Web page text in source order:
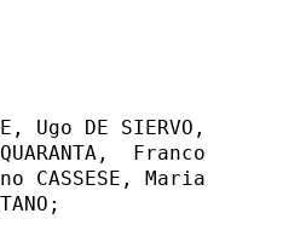
DE SIERVO,
Franco
CASSESE, Maria